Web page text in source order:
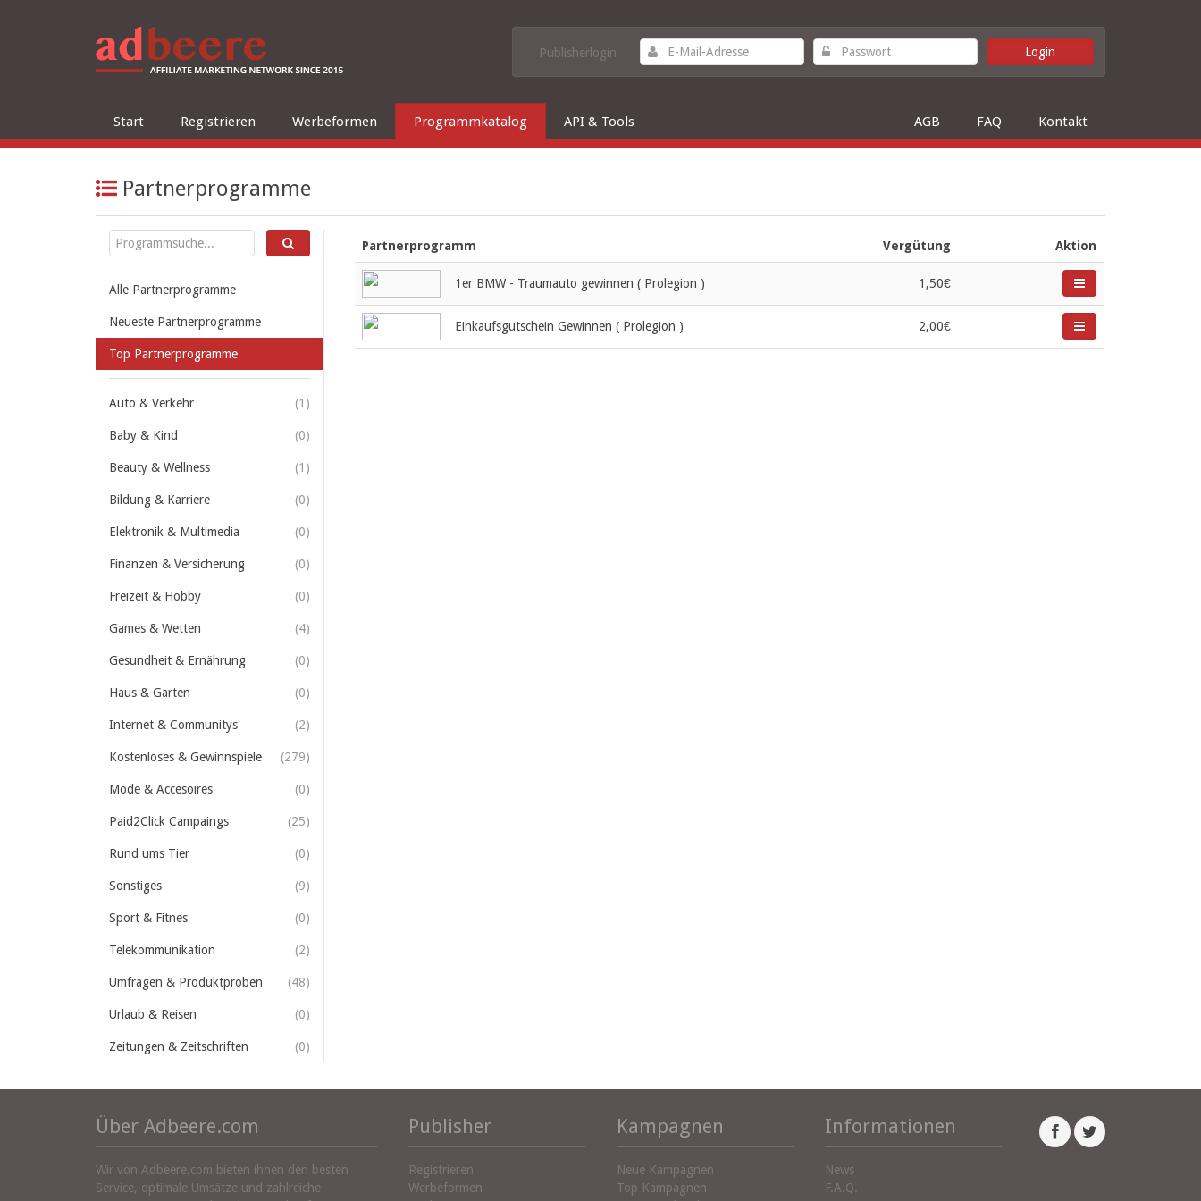
Publisherlogin
Start Registrieren Werbeformen Programmkatalog API & Tools AGB FAQ Kontakt
Partnerprogramme
Alle Partnerprogramme
Neueste Partnerprogramme
Top Partnerprogramme
Auto & Verkehr (1)
Baby & Kind (0)
Beauty & Wellness (1)
Bildung & Karriere (0)
Elektronik & Multimedia (0)
Finanzen & Versicherung (0)
Freizeit & Hobby (0)
Games & Wetten (4)
Gesundheit & Ernährung (0)
Haus & Garten (0)
Internet & Communitys (2)
Kostenloses & Gewinnspiele (279)
Mode & Accesoires (0)
Paid2Click Campaings (25)
Rund ums Tier (0)
Sonstiges (9)
Sport & Fitnes (0)
Telekommunikation (2)
Umfragen & Produktproben (48)
Urlaub & Reisen (0)
Zeitungen & Zeitschriften (0)
Partnerprogramm Vergütung Aktion
1er BMW - Traumauto gewinnen ( Prolegion ) 1,50€
Einkaufsgutschein Gewinnen ( Prolegion ) 2,00€
Über Adbeere.com
Wir von Adbeere.com bieten ihnen den besten
Service, optimale Umsätze und zahlreiche
Publisher
Registrieren
Werbeformen
Kampagnen
Neue Kampagnen
Top Kampagnen
Informationen
News
F.A.Q.